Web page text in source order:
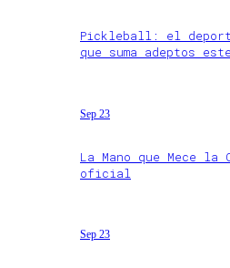
Pickleball: el
que suma adeptos
Sep 23
La Mano que Mece
oficial
Sep 23